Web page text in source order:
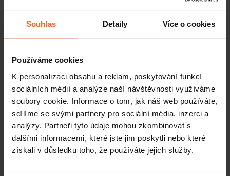
Souhlas Detaily Více o cookies
Používáme cookies
K personalizaci obsahu a reklam, poskytování funkcí
sociálních médií a analýze naší návštěvnosti využíváme
soubory cookie. Informace o tom, jak náš web používáte,
sdílíme se svými partnery pro sociální média, inzerci a
analýzy. Partneři tyto údaje mohou zkombinovat s
dalšími informacemi, které jste jim poskytli nebo které
získali v důsledku toho, že používáte jejich služby.
pomalými, plynulými pohyby. Teplo vznikající třením
Oleje ze světlice barvířské,
masážní směs s afrodiziakálními esenciálními oleji potěší
smysly a je perfektní volbou pro suchou pokožku.
Přírodní produkt – masážní olej INTIMI
Základem jsou kvalitní rostlinné oleje, které jsou šetrné i k
citlivé pokožce.
Účinky masážního oleje INTIMI Sensual